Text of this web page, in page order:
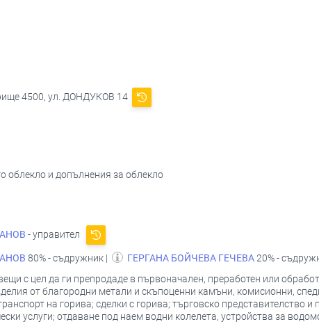
4500, ул. ДОНДУКОВ 14
облекло и допълнения за облекло
- управител
80% - съдружник | ГЕРГАНА БОЙЧЕВА ГЕЧЕВА20% -
с цел да ги препродаде в първоначален, преработен или
от благородни метали и скъпоценни камъни, комисионни,
на горива; сделки с горива; търговско представителство и
услуги; отдаване под наем водни колелета, устройства за